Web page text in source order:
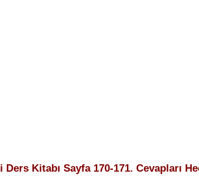
Kitabı Sayfa 170-171. Cevapları